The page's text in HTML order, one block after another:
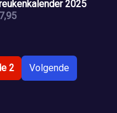
2025
2 Volgende